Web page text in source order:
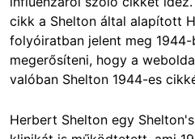
cikk a Shelton által alapított
folyóiratban jelent meg
megerősíteni, hogy a
valóban Shelton 1944-es
Herbert Shelton egy